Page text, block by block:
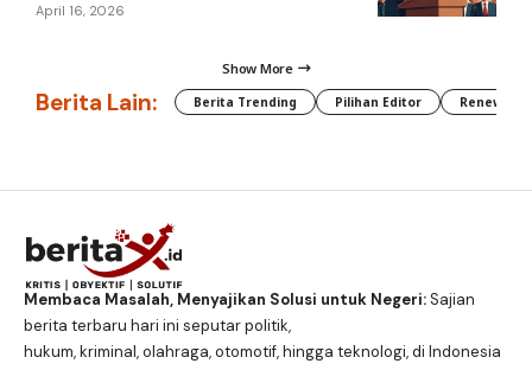
April 16, 2026
Show More
Berita Lain: Berita Trending Pilihan Editor
Membaca Masalah, Menyajikan Solusi untuk Negeri:Sajian
berita terbaru hari ini seputar politik,
hukum, kriminal, olahraga, otomotif, hingga teknologi, di Indonesia